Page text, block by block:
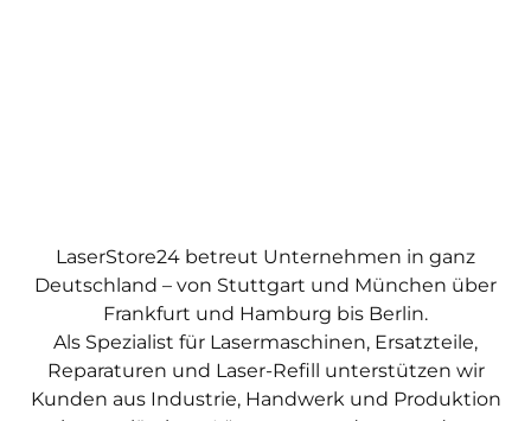
LaserStore24 betreut Unternehmen in ganz
Deutschland – von Stuttgart und München über
Frankfurt und Hamburg bis Berlin.
Als Spezialist für Lasermaschinen, Ersatzteile,
Reparaturen und Laser-Refill unterstützen wir
Kunden aus Industrie, Handwerk und Produktion